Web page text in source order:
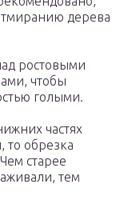
дерева
ростовыми
чтобы
голыми.
частях
то обрезка
старее
тем